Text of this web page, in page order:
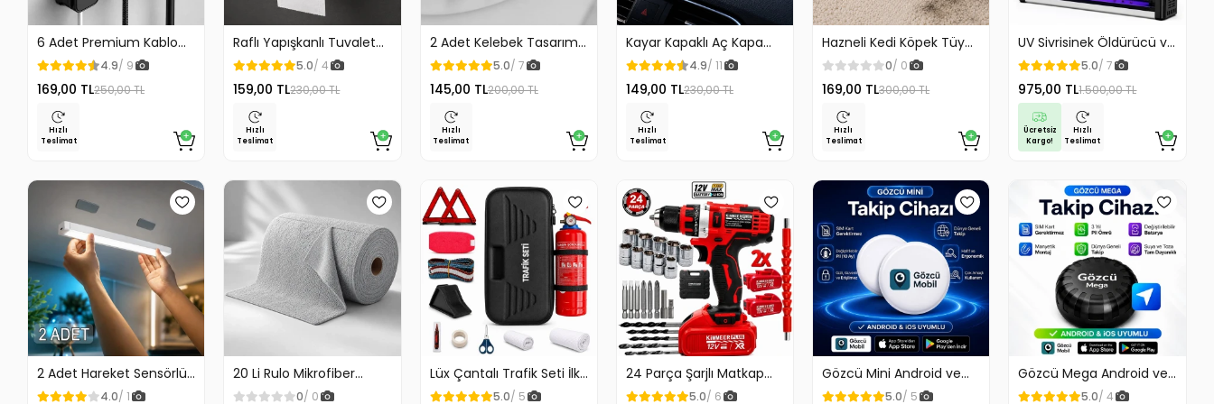
6 Adet Premium Kablo
Düzenleyici Kablo
Tutucu Mıknatıslı Kapak
Özellikli
4.9/ 9
169,00 TL250,00 TL
Hızlı
Teslimat
Raflı Yapışkanlı Tuvalet
Kağıdı Askılığı
5.0/ 4
159,00 TL230,00 TL
Hızlı
Teslimat
2 Adet Kelebek Tasarım
Klozet Kaldırma Aparatı
Gold Renk
5.0/ 7
145,00 TL200,00 TL
Hızlı
Teslimat
Kayar Kapaklı Aç Kapa
Araç Torpido Üstü
Fosforlu Numaratör Park
Numaratörü
4.9/ 11
149,00 TL230,00 TL
Hızlı
Teslimat
Hazneli Kedi Köpek Tüy
Temizleyici Kıl Toplayıcı
Ördek Tasarımlı
0/ 0
169,00 TL300,00 TL
Hızlı
Teslimat
UV Sivrisinek Öldürücü ve
Yok Edici Elektrikli Mega
Boy Sinek Öldürücü
Cihaz Cız Lamba Mor Işık
Asılabilir Taşınabilir
Masaüstü
5.0/ 7
975,00 TL1.500,00 TL
Ücretsiz
Kargo!
Hızlı
Teslimat
2 Adet Hareket Sensörlü
Lamba Merdiven Dolap
4.0/ 1
20 Li Rulo Mikrofiber
Temizlik Bezi 25x25 cm
0/ 0
Lüx Çantalı Trafik Seti İlk
Yardım Seti 1 Kg Yangın
5.0/ 5
24 Parça Şarjlı Matkap
12v Çelik Mandrenli Çift
5.0/ 6
Gözcü Mini Android ve
İos Uyumlu Takip Cihazı
5.0/ 5
Gözcü Mega Android ve
İos Uyumlu Takip Cihazı 3
5.0/ 4